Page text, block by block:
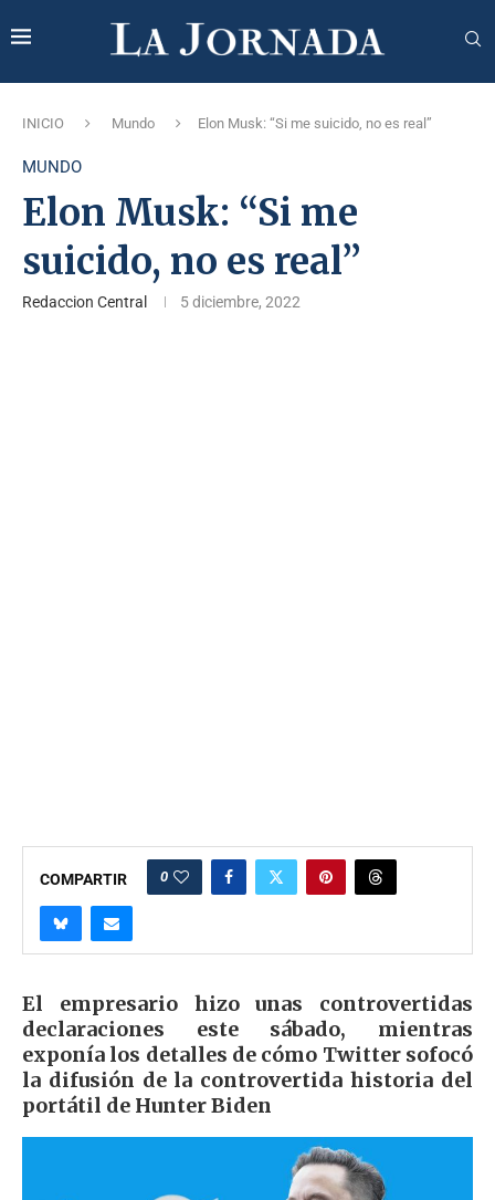
INICIO Mundo Elon Musk: “Si me suicido, no es real”
MUNDO
Elon Musk: “Si me
suicido, no es real”
Redaccion Central 5 diciembre, 2022
COMPARTIR 0
El empresario hizo unas controvertidas
declaraciones este sábado, mientras
exponía los detalles de cómo Twitter sofocó
la difusión de la controvertida historia del
portátil de Hunter Biden